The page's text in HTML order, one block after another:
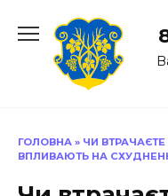
до
ГОЛОВНА » ЧИ ВТРАЧАЄТЕ
ВПЛИВАЮТЬ НА